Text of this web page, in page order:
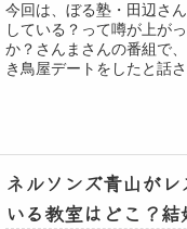
今回は、ぼる塾・田辺さ
している？って噂が上が
か？さんまさんの番組で
き鳥屋デートをしたと話
ネルソンズ青山が
いる教室はどこ？